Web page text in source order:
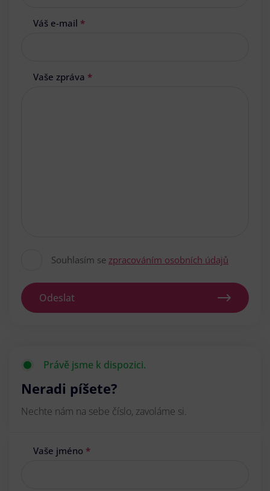
Váš e-mail *
Vaše zpráva *
Souhlasím se zpracováním osobních údajů
Odeslat
Právě jsme k dispozici.
Neradi píšete?
Nechte nám na sebe číslo, zavoláme si.
Vaše jméno *